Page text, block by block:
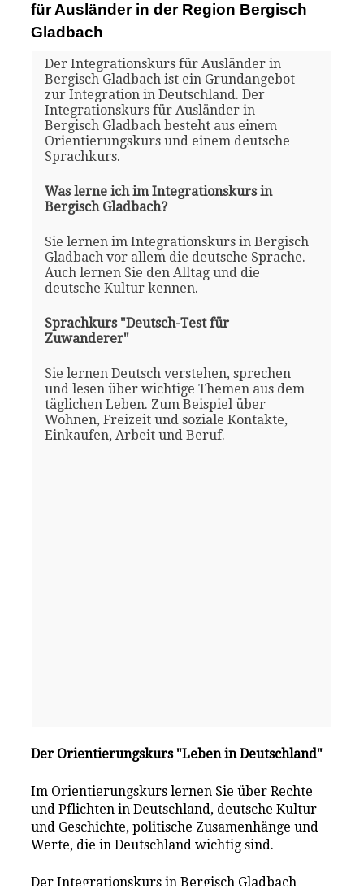
für Ausländer in der Region Bergisch
Gladbach
Der Integrationskurs für Ausländer in
Bergisch Gladbach ist ein Grundangebot
zur Integration in Deutschland. Der
Integrationskurs für Ausländer in
Bergisch Gladbach besteht aus einem
Orientierungskurs und einem deutsche
Sprachkurs.
Was lerne ich im Integrationskurs in
Bergisch Gladbach?
Sie lernen im Integrationskurs in Bergisch
Gladbach vor allem die deutsche Sprache.
Auch lernen Sie den Alltag und die
deutsche Kultur kennen.
Sprachkurs "Deutsch-Test für
Zuwanderer"
Sie lernen Deutsch verstehen, sprechen
und lesen über wichtige Themen aus dem
täglichen Leben. Zum Beispiel über
Wohnen, Freizeit und soziale Kontakte,
Einkaufen, Arbeit und Beruf.
Der Orientierungskurs "Leben in Deutschland"
Im Orientierungskurs lernen Sie über Rechte
und Pflichten in Deutschland, deutsche Kultur
und Geschichte, politische Zusamenhänge und
Werte, die in Deutschland wichtig sind.
Der Integrationskurs in Bergisch Gladbach